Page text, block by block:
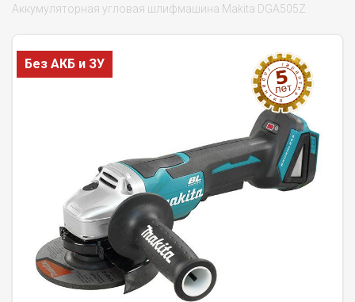
Аккумуляторная угловая шлифмашина Makita DGA505Z
Без АКБ и ЗУ